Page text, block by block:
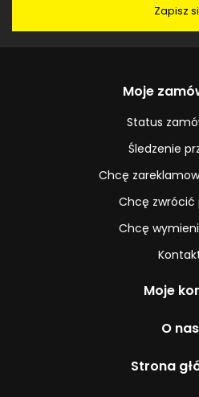
Zapisz
Moje
Status
Śledzenie
Chcę
Chcę zwrócić
Chcę
Moje
O nas
Strona